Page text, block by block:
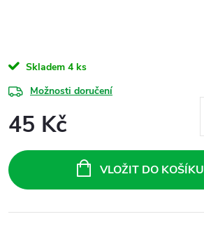
Skladem 4 ks
Možnosti doručení
45 Kč
cena:
VLOŽIT DO KOŠÍKU